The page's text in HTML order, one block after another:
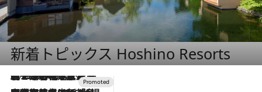
新着トピックス Hoshino Resorts
2026.8.7
【トンボの足水浴】ヒノキの香りに包まれて涼感マックス！約13℃の湧水かけ流しを避暑地「星野温泉 トンボの湯」で体験